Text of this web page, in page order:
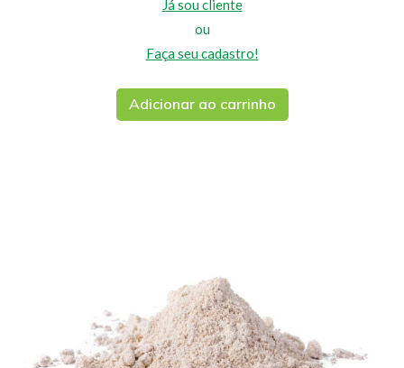
Já sou cliente
ou
Faça seu cadastro!
Adicionar ao carrinho